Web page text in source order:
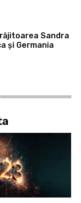
Sandra
și Germania